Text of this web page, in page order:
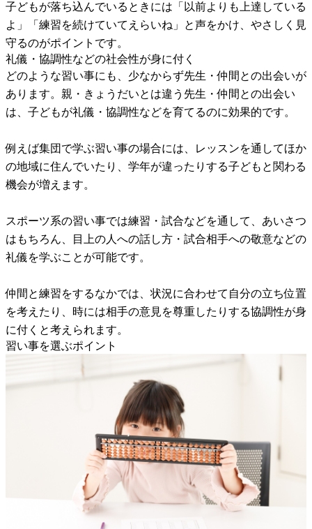
子どもが落ち込んでいるときには「以前よりも上達している
よ」「練習を続けていてえらいね」と声をかけ、やさしく見
守るのがポイントです。
礼儀・協調性などの社会性が身に付く
どのような習い事にも、少なからず先生・仲間との出会いが
あります。親・きょうだいとは違う先生・仲間との出会い
は、子どもが礼儀・協調性などを育てるのに効果的です。
例えば集団で学ぶ習い事の場合には、レッスンを通してほか
の地域に住んでいたり、学年が違ったりする子どもと関わる
機会が増えます。
スポーツ系の習い事では練習・試合などを通して、あいさつ
はもちろん、目上の人への話し方・試合相手への敬意などの
礼儀を学ぶことが可能です。
仲間と練習をするなかでは、状況に合わせて自分の立ち位置
を考えたり、時には相手の意見を尊重したりする協調性が身
に付くと考えられます。
習い事を選ぶポイント